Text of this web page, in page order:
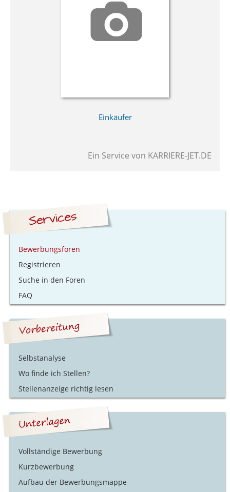
Einkäufer
Ein Service von KARRIERE-JET.DE
Bewerbungsforen
Registrieren
Suche in den Foren
FAQ
Selbstanalyse
Wo finde ich Stellen?
Stellenanzeige richtig lesen
Vollständige Bewerbung
Kurzbewerbung
Aufbau der Bewerbungsmappe